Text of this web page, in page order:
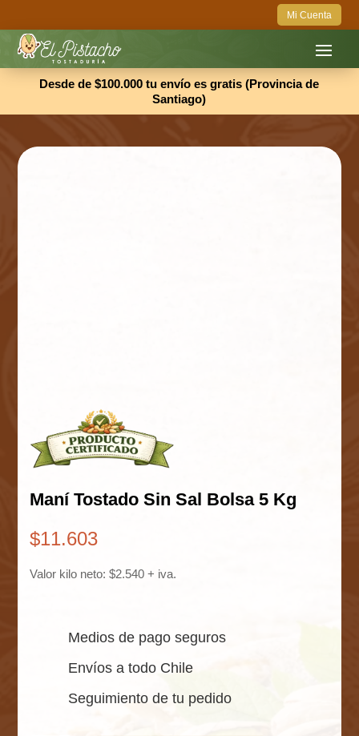
Mi Cuenta
Desde de $100.000 tu envío es gratis (Provincia de
Santiago)
Maní Tostado Sin Sal Bolsa 5 Kg
$11.603
Valor kilo neto: $2.540 + iva.
Medios de pago seguros
Envíos a todo Chile
Seguimiento de tu pedido